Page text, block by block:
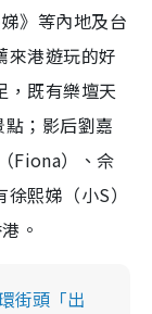
e
》等內地及台
來港遊玩的好
，既有樂壇天
；影后劉嘉
Fiona）、佘
熙娣（小S）
。
街頭「出